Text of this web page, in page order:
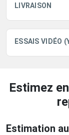
LIVRAISON
ESSAIS VIDÉO
Estimez
Estimation